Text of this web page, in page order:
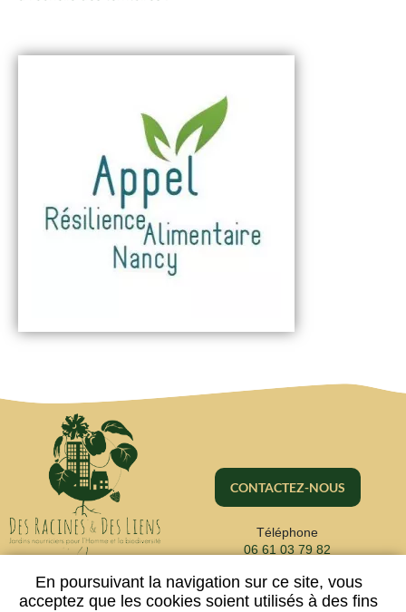
CONTACTEZ-NOUS
Téléphone
06 61 03 79 82
En poursuivant la navigation sur ce site, vous
acceptez que les cookies soient utilisés à des fins